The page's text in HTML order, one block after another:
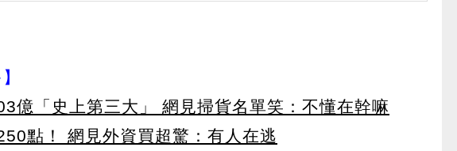
億「史上第三大」 網見掃貨名單笑：不懂在幹嘛
點！ 網見外資買超驚：有人在逃